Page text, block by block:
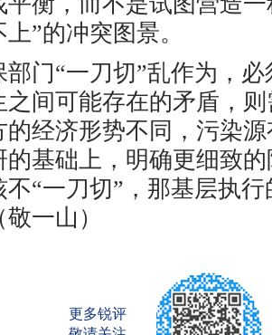
”的冲突图景。
“一刀切”乱作为，必
之间可能存在的矛盾，
的经济形势不同，污染
的基础上，明确更细致
“一刀切”，那基层执
一山）
更多锐评